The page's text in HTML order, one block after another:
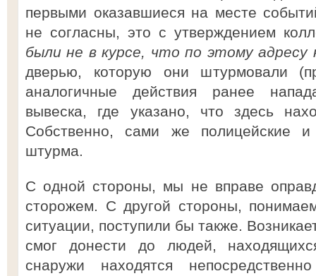
первыми оказавшиеся на месте
не согласны, это с утверждением
были не в курсе, что по этому адресу
дверью, которую они штурмовали
аналогичные действия ранее
вывеска, где указано, что здесь
Собственно, сами же полицейские
штурма.
С одной стороны, мы не вправе
сторожем. С другой стороны,
ситуации, поступили бы также.
смог донести до людей,
снаружи находятся